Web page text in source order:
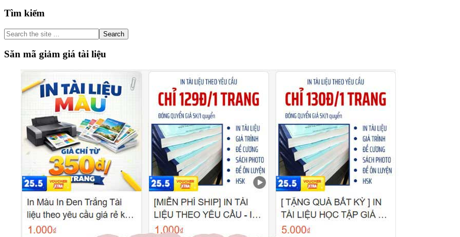
Primary
Sidebar
Tìm kiếm
Search
the
site
...
Săn mã giảm giá tài liệu